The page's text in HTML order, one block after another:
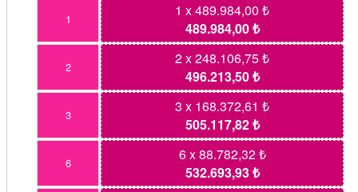
1
1 x 489.984,00 ₺
489.984,00 ₺
2
2 x 248.106,75 ₺
496.213,50 ₺
3
3 x 168.372,61 ₺
505.117,82 ₺
6
6 x 88.782,32 ₺
532.693,93 ₺